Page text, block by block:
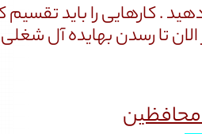
. کارهایی را باید تقسیم
تا رسدن بهایده آل شغلی